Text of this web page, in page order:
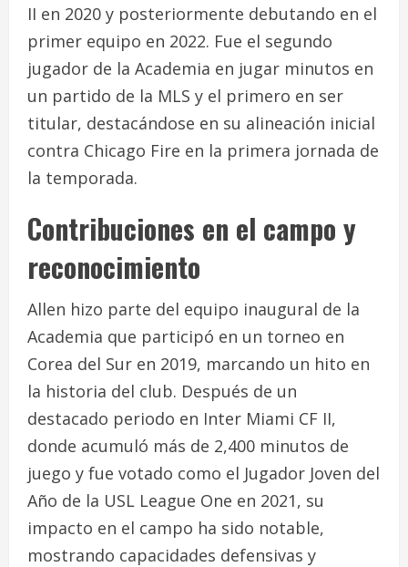
II en 2020 y posteriormente debutando en el
primer equipo en 2022. Fue el segundo
jugador de la Academia en jugar minutos en
un partido de la MLS y el primero en ser
titular, destacándose en su alineación inicial
contra Chicago Fire en la primera jornada de
la temporada.
Contribuciones en el campo y
reconocimiento
Allen hizo parte del equipo inaugural de la
Academia que participó en un torneo en
Corea del Sur en 2019, marcando un hito en
la historia del club. Después de un
destacado periodo en Inter Miami CF II,
donde acumuló más de 2,400 minutos de
juego y fue votado como el Jugador Joven del
Año de la USL League One en 2021, su
impacto en el campo ha sido notable,
mostrando capacidades defensivas y